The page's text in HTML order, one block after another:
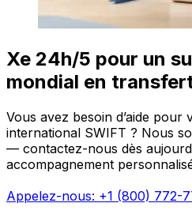
Xe 24h/5 pour un
mondial en
Vous avez besoin d’aide pour
international SWIFT ? Nous
— contactez-nous dès
accompagnement
Appelez-nous: +1 (800) 772-